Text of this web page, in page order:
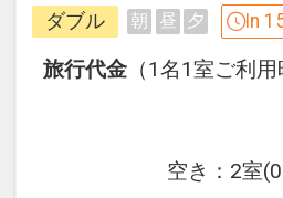
「食事なしプラン」と
をご用意しています。
※ご覧のページがどち
の項目でご確認の
ダブル 朝 昼 夕 In
旅行代金 （1名1室ご利
空き： 2室